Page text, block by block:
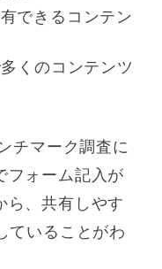
できるコンテン
くのコンテンツ
チマーク調査に
フォーム記入が
ら、共有しやす
ていることがわ